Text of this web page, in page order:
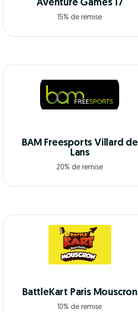
Aventure Games 17
15% de remise
BAM Freesports Villard de
Lans
20% de remise
BattleKart Paris Mouscron
10% de remise